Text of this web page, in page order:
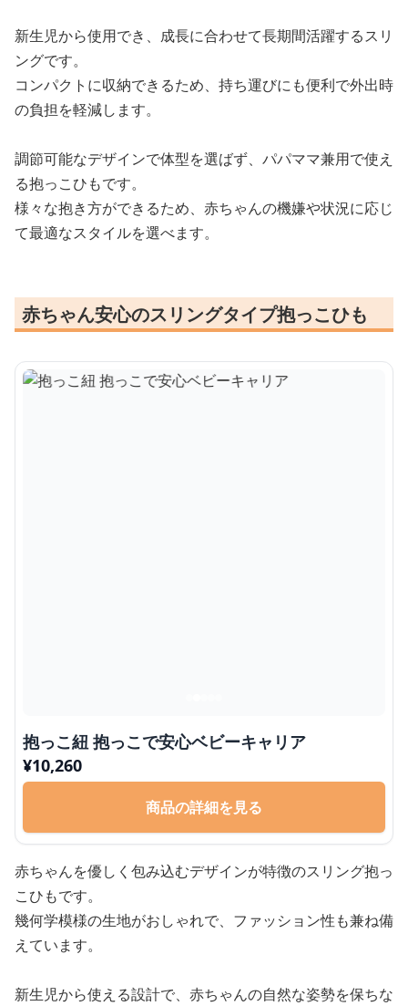
新生児から使用でき、成長に合わせて長期間活躍するスリ
ングです。
コンパクトに収納できるため、持ち運びにも便利で外出時
の負担を軽減します。
調節可能なデザインで体型を選ばず、パパママ兼用で使え
る抱っこひもです。
様々な抱き方ができるため、赤ちゃんの機嫌や状況に応じ
て最適なスタイルを選べます。
赤ちゃん安心のスリングタイプ抱っこひも
抱っこ紐 抱っこで安心ベビーキャリア
¥10,260
商品の詳細を見る
赤ちゃんを優しく包み込むデザインが特徴のスリング抱っ
こひもです。
幾何学模様の生地がおしゃれで、ファッション性も兼ね備
えています。
新生児から使える設計で、赤ちゃんの自然な姿勢を保ちな